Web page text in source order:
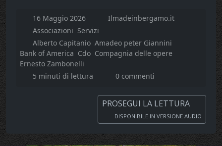
16 Maggio 2026
Ilmadeinbergamo.it
Associazioni Servizi
Alberto Capitanio Amadeo peter Giannini
Bank of America Cdo Compagnia delle opere
Ernesto Zambonelli
5 minuti di lettura
0 commenti
PROSEGUI LA LETTURA
DISPONIBILE IN VERSIONE AUDIO